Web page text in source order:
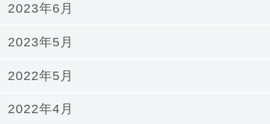
2023年6月
2023年5月
2022年5月
2022年4月